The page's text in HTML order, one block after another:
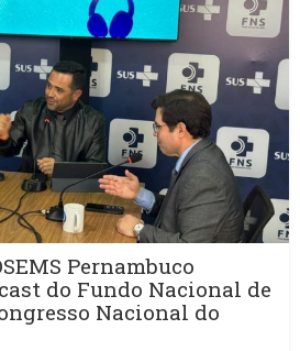
Pernambuco
do Fundo Nacional de
Nacional do